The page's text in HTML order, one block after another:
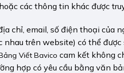
các thông tin khác được
chỉ, email, số điện thoại của
trên website) có thể
Viết Bavico cam kết không
hợp có yêu cầu bằng văn